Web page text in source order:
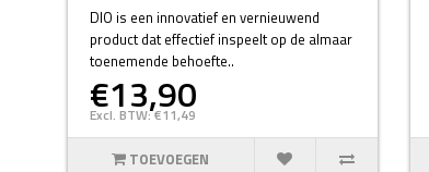
DIO is een innovatief en vernieuwend
product dat effectief inspeelt op de almaar
toenemende behoefte..
€13,90
Excl. BTW: €11,49
TOEVOEGEN